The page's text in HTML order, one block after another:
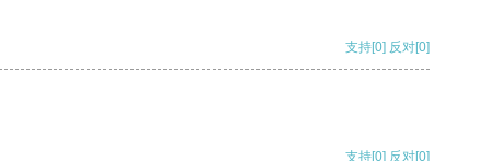
支持[0] 反对[0]
支持[0] 反对[0]